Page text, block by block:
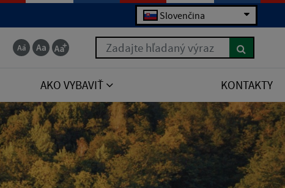
Slovenčina
Zadajte hľadaný výraz
AKO VYBAVIŤ KONTAKTY